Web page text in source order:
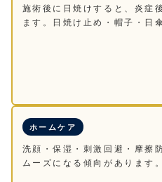
施術後に日焼けすると、炎症
ます。日焼け止め・帽子・日
ホームケア
洗顔・保湿・刺激回避・摩擦
ムーズになる傾向があります。